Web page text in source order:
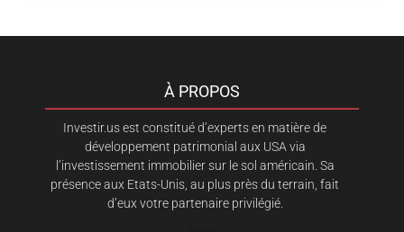
À PROPOS
Investir.us est constitué d’experts en matière de
développement patrimonial aux USA via
l’investissement immobilier sur le sol américain. Sa
présence aux Etats-Unis, au plus près du terrain, fait
d’eux votre partenaire privilégié.